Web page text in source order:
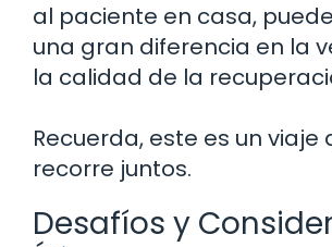
al paciente en casa,
una gran diferencia en la
la calidad de la
Recuerda, este es un viaje
recorre juntos.
Desafíos y